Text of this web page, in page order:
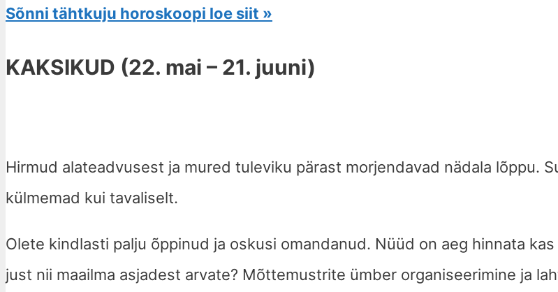
Sõnni tähtkuju horoskoopi loe siit »
KAKSIKUD (22. mai – 21. juuni)
Hirmud alateadvusest ja mured tuleviku pärast morjendavad nädala lõppu.
külmemad kui tavaliselt.
Olete kindlasti palju õppinud ja oskusi omandanud. Nüüd on aeg hinnata
just nii maailma asjadest arvate? Mõttemustrite ümber organiseerimine ja